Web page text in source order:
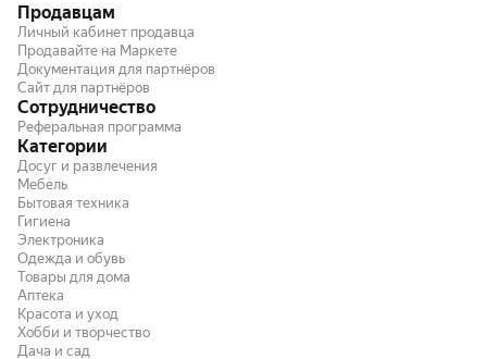
Продавцам
Личный кабинет продавца
Продавайте на Маркете
Документация для партнёров
Сайт для партнёров
Сотрудничество
Реферальная программа
Категории
Досуг и развлечения
Мебель
Бытовая техника
Гигиена
Электроника
Одежда и обувь
Товары для дома
Аптека
Красота и уход
Хобби и творчество
Дача и сад